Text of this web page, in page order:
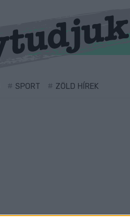
SPORT ZÖLD HÍREK